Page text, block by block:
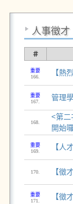
人事徵才
＃
重要
166.
【熱
重要
167.
管理
168.
<第二
開始
重要
169.
【人
170. 【徵
重要
171.
【徵